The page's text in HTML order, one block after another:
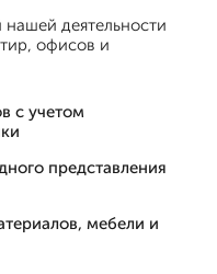
деятельности
офисов и
с учетом
представления
мебели и